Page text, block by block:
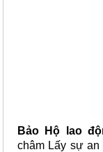
Bảo Hộ lao
châm Lấy sự an